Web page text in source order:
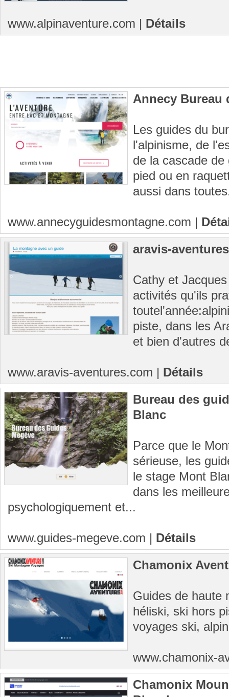
www.alpinaventure.com | Détails
Annecy Bureau
Les guides du
l'alpinisme, de
de la cascade
pied ou en
aussi dans
www.annecyguidesmontagne.com |
aravis-
Cathy et
activités qu'ils
piste, dans les
et bien d'autres
www.aravis-aventures.com | Détails
Bureau des
Blanc
Parce que le
sérieuse, les
le stage Mont
dans les
psychologiquement et...
www.guides-megeve.com | Détails
Chamonix
Guides de haute
héliski, ski hors
voyages ski,
www.chamonix-
Chamonix